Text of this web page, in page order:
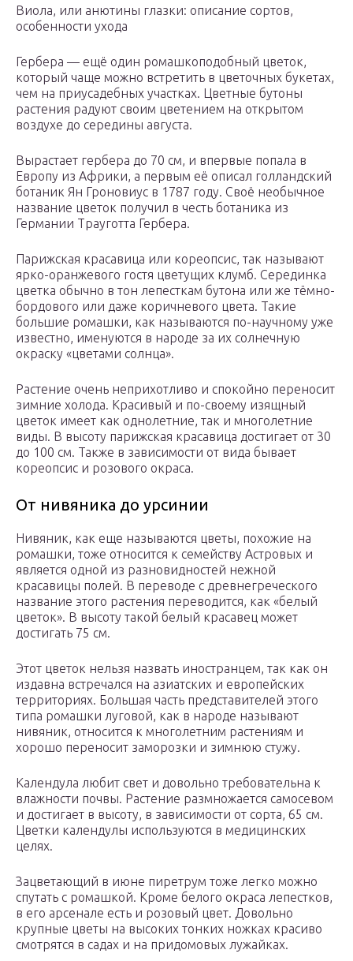
Виола, или анютины глазки: описание сортов,
особенности ухода
Гербера — ещё один ромашкоподобный цветок,
который чаще можно встретить в цветочных букетах,
чем на приусадебных участках. Цветные бутоны
растения радуют своим цветением на открытом
воздухе до середины августа.
Вырастает гербера до 70 см, и впервые попала в
Европу из Африки, а первым её описал голландский
ботаник Ян Гроновиус в 1787 году. Своё необычное
название цветок получил в честь ботаника из
Германии Трауготта Гербера.
Парижская красавица или кореопсис, так называют
ярко-оранжевого гостя цветущих клумб. Серединка
цветка обычно в тон лепесткам бутона или же тёмно-
бордового или даже коричневого цвета. Такие
большие ромашки, как называются по-научному уже
известно, именуются в народе за их солнечную
окраску «цветами солнца».
Растение очень неприхотливо и спокойно переносит
зимние холода. Красивый и по-своему изящный
цветок имеет как однолетние, так и многолетние
виды. В высоту парижская красавица достигает от 30
до 100 см. Также в зависимости от вида бывает
кореопсис и розового окраса.
От нивяника до урсинии
Нивяник, как еще называются цветы, похожие на
ромашки, тоже относится к семейству Астровых и
является одной из разновидностей нежной
красавицы полей. В переводе с древнегреческого
название этого растения переводится, как «белый
цветок». В высоту такой белый красавец может
достигать 75 см.
Этот цветок нельзя назвать иностранцем, так как он
издавна встречался на азиатских и европейских
территориях. Большая часть представителей этого
типа ромашки луговой, как в народе называют
нивяник, относится к многолетним растениям и
хорошо переносит заморозки и зимнюю стужу.
Календула любит свет и довольно требовательна к
влажности почвы. Растение размножается самосевом
и достигает в высоту, в зависимости от сорта, 65 см.
Цветки календулы используются в медицинских
целях.
Зацветающий в июне пиретрум тоже легко можно
спутать с ромашкой. Кроме белого окраса лепестков,
в его арсенале есть и розовый цвет. Довольно
крупные цветы на высоких тонких ножках красиво
смотрятся в садах и на придомовых лужайках.